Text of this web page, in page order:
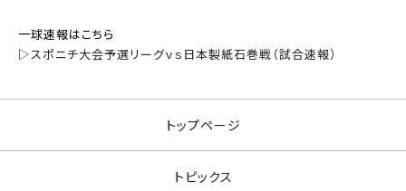
一球速報はこちら
▷スポニチ大会予選リーグｖｓ日本製紙石巻戦（試合速報）​
トップページ
トピックス